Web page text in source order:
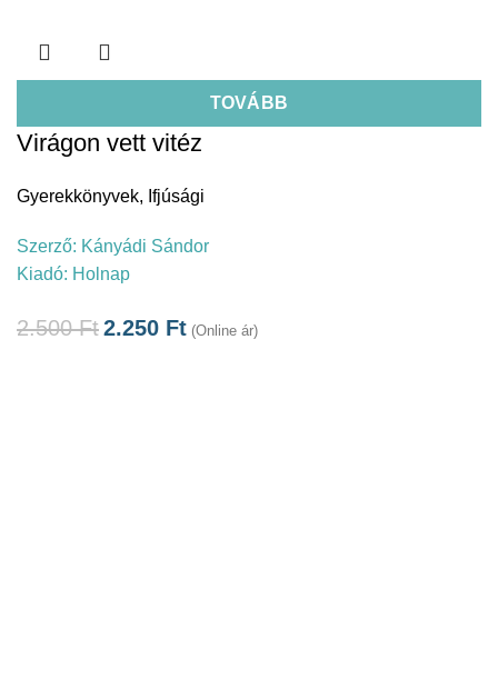
TOVÁBB
Virágon vett vitéz
Gyerekkönyvek, Ifjúsági
Szerző: Kányádi Sándor
Kiadó: Holnap
2.500Ft2.250 Ft (Online ár)